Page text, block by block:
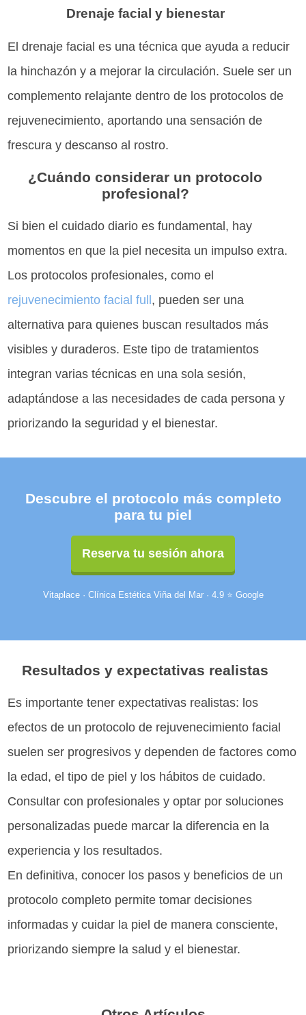
Drenaje facial y bienestar
El drenaje facial es una técnica que ayuda a reducir
la hinchazón y a mejorar la circulación. Suele ser un
complemento relajante dentro de los protocolos de
rejuvenecimiento, aportando una sensación de
frescura y descanso al rostro.
¿Cuándo considerar un protocolo
profesional?
Si bien el cuidado diario es fundamental, hay
momentos en que la piel necesita un impulso extra.
Los protocolos profesionales, como el
rejuvenecimiento facial full , pueden ser una
alternativa para quienes buscan resultados más
visibles y duraderos. Este tipo de tratamientos
integran varias técnicas en una sola sesión,
adaptándose a las necesidades de cada persona y
priorizando la seguridad y el bienestar.
Descubre el protocolo más completo
para tu piel
Reserva tu sesión ahora
Vitaplace · Clínica Estética Viña del Mar · 4.9 ⭐ Google
Resultados y expectativas realistas
Es importante tener expectativas realistas: los
efectos de un protocolo de rejuvenecimiento facial
suelen ser progresivos y dependen de factores como
la edad, el tipo de piel y los hábitos de cuidado.
Consultar con profesionales y optar por soluciones
personalizadas puede marcar la diferencia en la
experiencia y los resultados.
En definitiva, conocer los pasos y beneficios de un
protocolo completo permite tomar decisiones
informadas y cuidar la piel de manera consciente,
priorizando siempre la salud y el bienestar.